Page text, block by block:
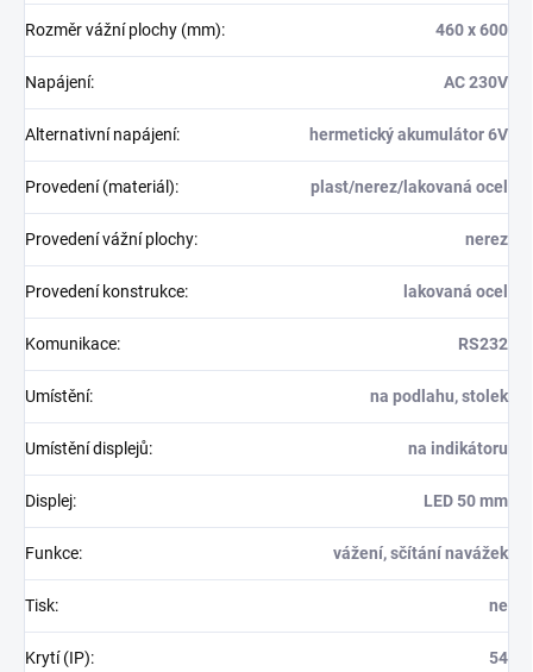
Rozměr vážní plochy (mm): 460 x 600
Napájení: AC 230V
Alternativní napájení: hermetický akumulátor 6V
Provedení (materiál): plast/nerez/lakovaná ocel
Provedení vážní plochy: nerez
Provedení konstrukce: lakovaná ocel
Komunikace: RS232
Umístění: na podlahu, stolek
Umístění displejů: na indikátoru
Displej: LED 50 mm
Funkce: vážení, sčítání navážek
Tisk: ne
Krytí (IP): 54